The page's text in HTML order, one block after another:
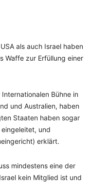
als auch Israel haben
Waffe zur Erfüllung einer
Bühne in
und Australien, haben
Staaten haben sogar
und
erklärt.
mindestens eine der
kein Mitglied ist und